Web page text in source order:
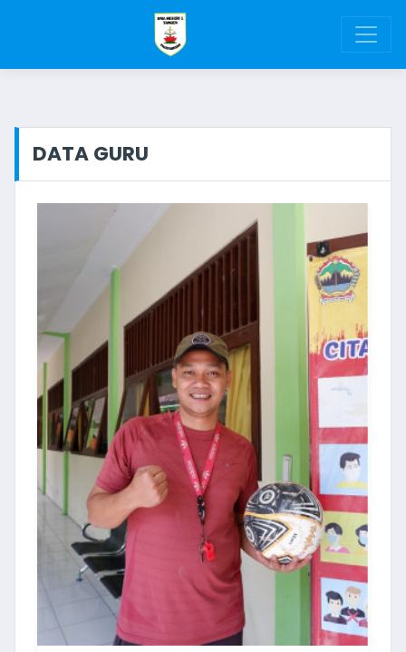
DATA GURU